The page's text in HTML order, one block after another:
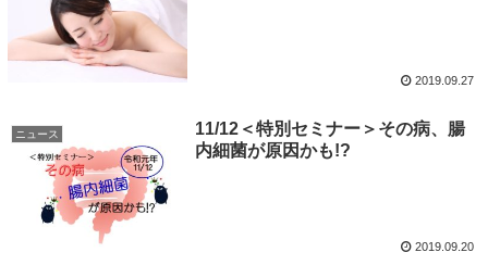
2019.09.27
ニュース
11/12＜特別セミナー＞その病、腸
内細菌が原因かも!?
2019.09.20